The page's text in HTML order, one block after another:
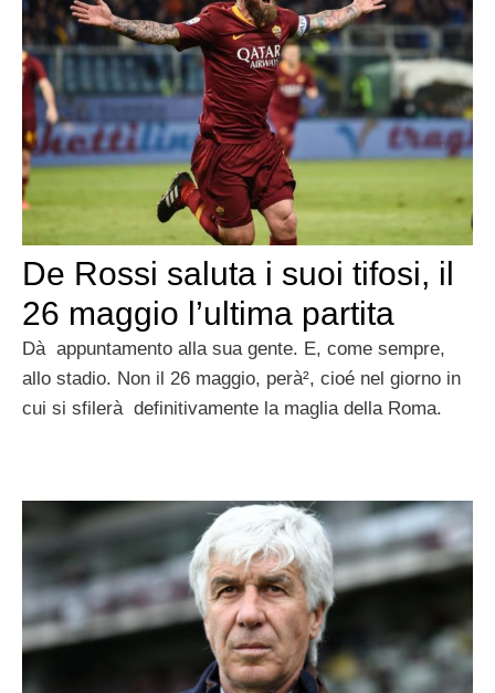
De Rossi saluta i suoi tifosi, il
26 maggio l’ultima partita
Dà appuntamento alla sua gente. E, come sempre,
allo stadio. Non il 26 maggio, perà², cioé nel giorno in
cui si sfilerà definitivamente la maglia della Roma.